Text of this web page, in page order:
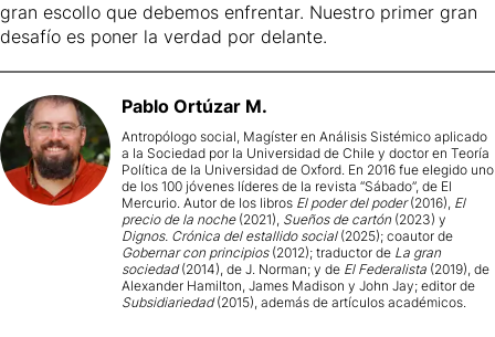
gran escollo que debemos enfrentar. Nuestro primer gran
desafío es poner la verdad por delante.
Pablo Ortúzar M.
Antropólogo social, Magíster en Análisis Sistémico aplicado
a la Sociedad por la Universidad de Chile y doctor en Teoría
Política de la Universidad de Oxford. En 2016 fue elegido uno
de los 100 jóvenes líderes de la revista “Sábado”, de El
Mercurio. Autor de los libros El poder del poder(2016), El
precio de la noche (2021), Sueños de cartón (2023) y
Dignos. Crónica del estallido social (2025); coautor de
Gobernar con principios(2012); traductor de La gran
sociedad(2014), de J. Norman; y de El Federalista (2019), de
Alexander Hamilton, James Madison y John Jay; editor de
Subsidiariedad(2015), además de artículos académicos.